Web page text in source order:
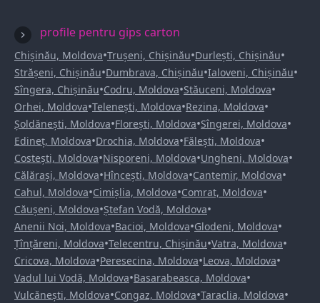
profile pentru gips carton
Chișinău, Moldova•Trușeni, Chișinău•Durlești, Chișinău•
Strășeni, Chișinău•Dumbrava, Chișinău•Ialoveni, Chișinău•
Sîngera, Chișinău•Codru, Moldova•Stăuceni, Moldova•
Orhei, Moldova•Telenești, Moldova•Rezina, Moldova•
Șoldănești, Moldova•Florești, Moldova•Sîngerei, Moldova•
Edineț, Moldova•Drochia, Moldova•Fălești, Moldova•
Costești, Moldova•Nisporeni, Moldova•Ungheni, Moldova•
Călărași, Moldova•Hîncești, Moldova•Cantemir, Moldova•
Cahul, Moldova•Cimișlia, Moldova•Comrat, Moldova•
Căușeni, Moldova•Ștefan Vodă, Moldova•
Anenii Noi, Moldova•Bacioi, Moldova•Glodeni, Moldova•
Țînțăreni, Moldova•Telecentru, Chișinău•Vatra, Moldova•
Cricova, Moldova•Peresecina, Moldova•Leova, Moldova•
Vadul lui Vodă, Moldova•Basarabeasca, Moldova•
Vulcănești, Moldova•Congaz, Moldova•Taraclia, Moldova•